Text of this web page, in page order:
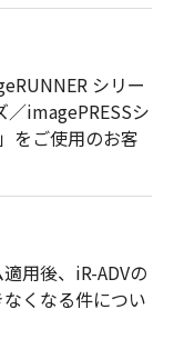
シリー
／imagePRESSシ
をご使用のお客
用後、iR-ADVの
くなる件につい